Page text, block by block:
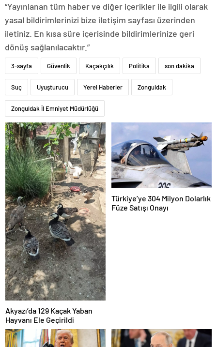
“Yayınlanan tüm haber ve diğer içerikler ile ilgili olarak
yasal bildirimlerinizi bize iletişim sayfası üzerinden
iletiniz. En kısa süre içerisinde bildirimlerinize geri
dönüş sağlanılacaktır.”
3-sayfa Güvenlik Kaçakçılık Politika son dakika
Suç Uyuşturucu Yerel Haberler Zonguldak
Zonguldak İl Emniyet Müdürlüğü
Akyazı’da 129 Kaçak Yaban
Hayvanı Ele Geçirildi
Türkiye’ye 304 Milyon Dolarlık
Füze Satışı Onayı